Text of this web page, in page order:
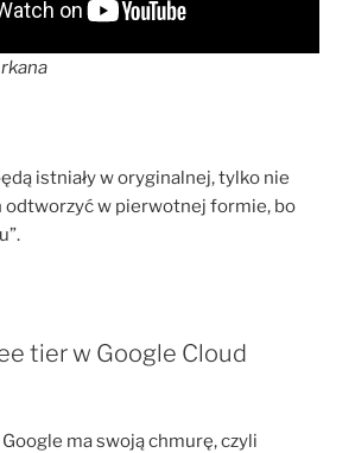
istniały w oryginalnej, tylko nie
odtworzyć w pierwotnej formie, bo
tier w Google Cloud
ma swoją chmurę, czyli